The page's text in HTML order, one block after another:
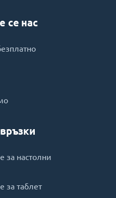
се нас
за настолни
за таблет